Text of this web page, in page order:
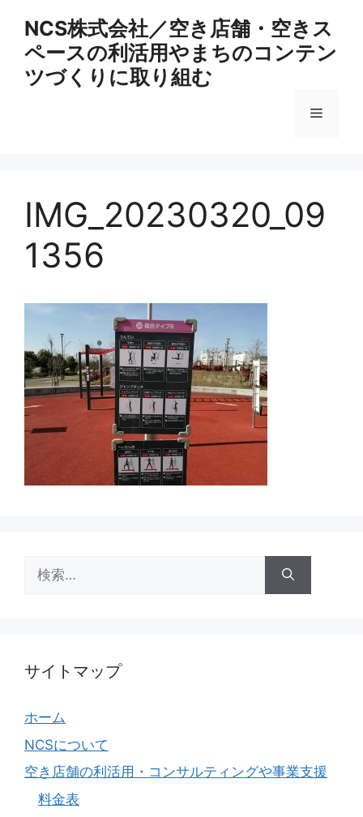
NCS株式会社／空き店舗・空きス
ペースの利活用やまちのコンテン
ツづくりに取り組む
メ
ュ
IMG_20230320_09
1356
索:
サイトマップ
ホーム
NCSについて
空き店舗の利活用・コンサルティングや事業支援
料金表